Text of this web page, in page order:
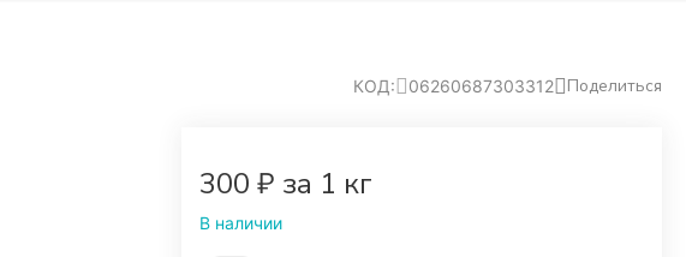
КОД: 06260687303312 Поделиться
‍300‍ ₽ за 1 кг
В наличии